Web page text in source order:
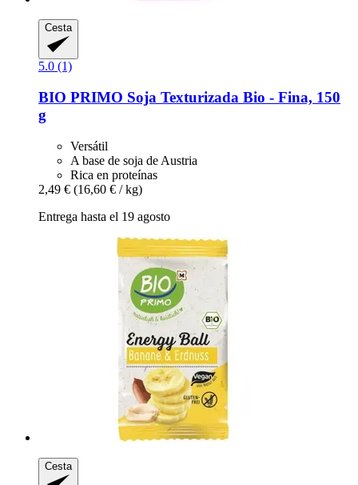
Cesta
5.0 (1)
BIO PRIMO Soja Texturizada Bio -​ Fina, 150
g
Versátil
A base de soja de Austria
Rica en proteínas
2,49 € (16,60 € / kg)
Entrega hasta el 19 agosto
Cesta